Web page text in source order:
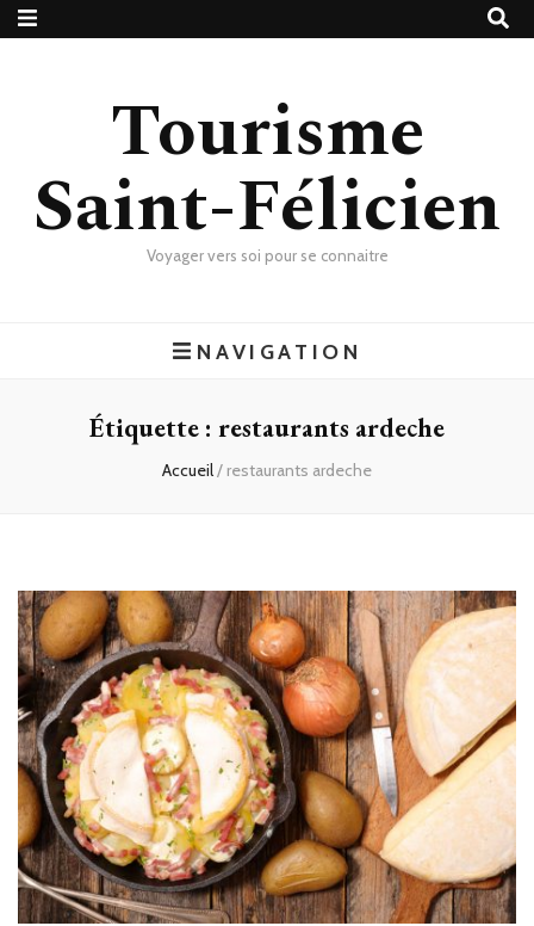
Tourisme
Saint-Félicien
Voyager vers soi pour se connaitre
NAVIGATION
Étiquette : restaurants ardeche
Accueil/ restaurants ardeche